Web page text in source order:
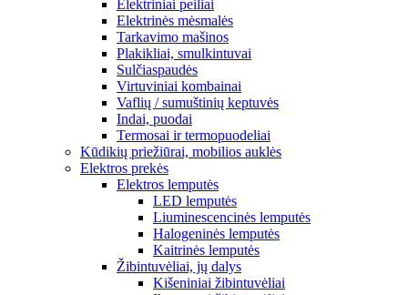
Elektriniai peiliai
Elektrinės mėsmalės
Tarkavimo mašinos
Plakikliai, smulkintuvai
Sulčiaspaudės
Virtuviniai kombainai
Vaflių / sumuštinių keptuvės
Indai, puodai
Termosai ir termopuodeliai
Kūdikių priežiūrai, mobilios auklės
Elektros prekės
Elektros lemputės
LED lemputės
Liuminescencinės lemputės
Halogeninės lemputės
Kaitrinės lemputės
Žibintuvėliai, jų dalys
Kišeniniai žibintuvėliai